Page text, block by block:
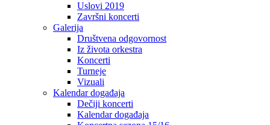
Uslovi 2019
Završni koncerti
Galerija
Društvena odgovornost
Iz života orkestra
Koncerti
Turneje
Vizuali
Kalendar događaja
Dečiji koncerti
Kalendar događaja